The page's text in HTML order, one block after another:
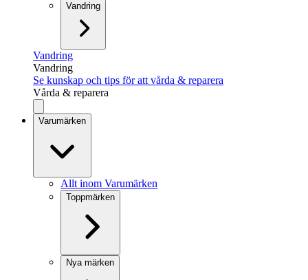
Vandring
Vandring
Vandring
Se kunskap och tips för att vårda & reparera
Vårda & reparera
Varumärken
Allt inom Varumärken
Toppmärken
Nya märken